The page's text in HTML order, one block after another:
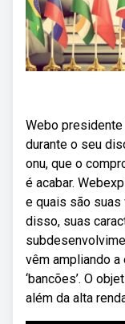
Webo
durante o seu
onu, que o
é acabar.
e quais são suas
disso, suas
vêm ampliando
‘bancões’. O
além da alta